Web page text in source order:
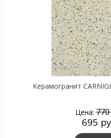
Керамогранит
Цена:
695